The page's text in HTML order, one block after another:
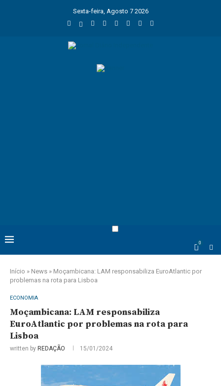
Sexta-feira, Agosto 7 2026
0
Início » News » Moçambicana: LAM responsabiliza EuroAtlantic por
problemas na rota para Lisboa
ECONOMIA
Moçambicana: LAM responsabiliza
EuroAtlantic por problemas na rota para
Lisboa
written by REDAÇÃO 15/01/2024